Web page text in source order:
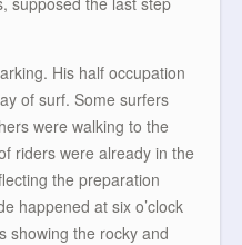
His half occupation
of surf. Some surfers
were walking to the
riders were already in the
the preparation
happened at six o’clock
showing the rocky and